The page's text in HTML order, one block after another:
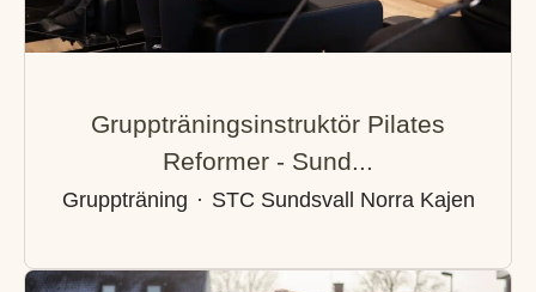
Gruppträningsinstruktör Pilates
Reformer - Sund...
Gruppträning · STC Sundsvall Norra Kajen